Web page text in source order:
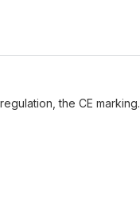
the CE marking.